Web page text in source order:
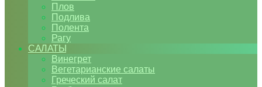
Плов
Подлива
Полента
Рагу
САЛАТЫ
Винегрет
Вегетарианские салаты
Греческий салат